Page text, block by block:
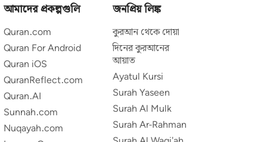
আমাদের প্রকল্পগুলি
Quran.com
Quran For Android
Quran iOS
QuranReflect.com
Quran.AI
Sunnah.com
Nuqayah.com
জনপ্রিয় লিঙ্ক
কুরআন থেকে দোয়া
দিনের কুরআনের
আয়াত
Ayatul Kursi
Surah Yaseen
Surah Al Mulk
Surah Ar-Rahman